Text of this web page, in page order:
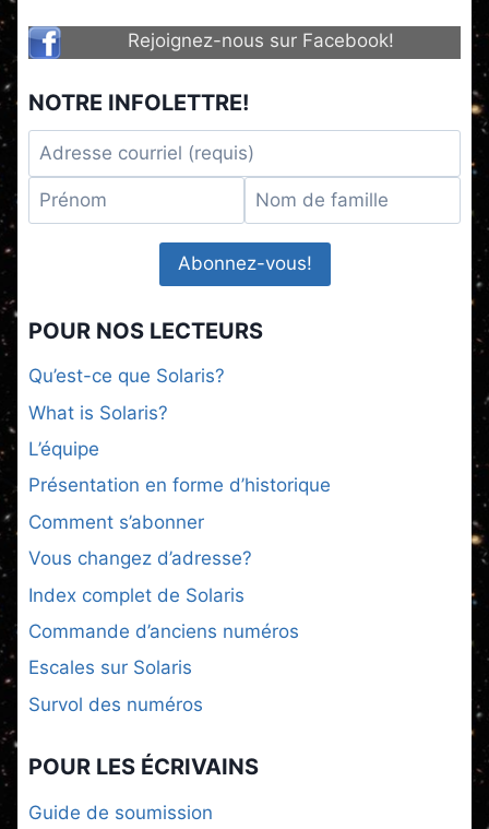
Rejoignez-nous sur Facebook!
NOTRE INFOLETTRE!
POUR NOS LECTEURS
Qu’est-ce que Solaris?
What is Solaris?
L’équipe
Présentation en forme d’historique
Comment s’abonner
Vous changez d’adresse?
Index complet de Solaris
Commande d’anciens numéros
Escales sur Solaris
Survol des numéros
POUR LES ÉCRIVAINS
Guide de soumission